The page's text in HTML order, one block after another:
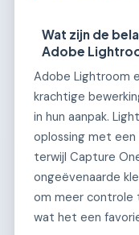
Wat zijn de
Adobe
Adobe Lightroom
krachtige
in hun aanpak.
oplossing met
terwijl Capture
ongeëvenaarde
om meer controle
wat het een